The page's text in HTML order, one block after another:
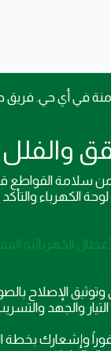
وآمنة في أي حي.
سلامة القواطع
الكهرباء
الكهربائية
وتوثيق الإصلاح
والجهد
وإشعارك بخطة